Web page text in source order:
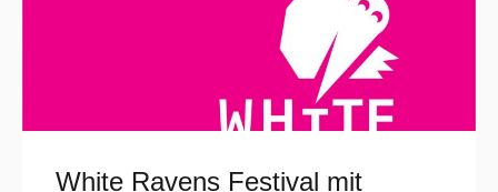
White Ravens Festival mit